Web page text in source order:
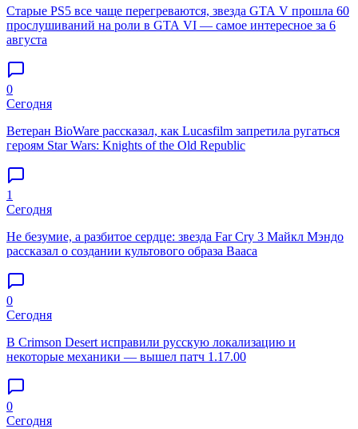
Старые PS5 все чаще перегреваются, звезда GTA V прошла 60
прослушиваний на роли в GTA VI — самое интересное за 6
августа
0
Сегодня
Ветеран BioWare рассказал, как Lucasfilm запретила ругаться
героям Star Wars: Knights of the Old Republic
1
Сегодня
Не безумие, а разбитое сердце: звезда Far Cry 3 Майкл Мэндо
рассказал о создании культового образа Вааса
0
Сегодня
В Crimson Desert исправили русскую локализацию и
некоторые механики — вышел патч 1.17.00
0
Сегодня